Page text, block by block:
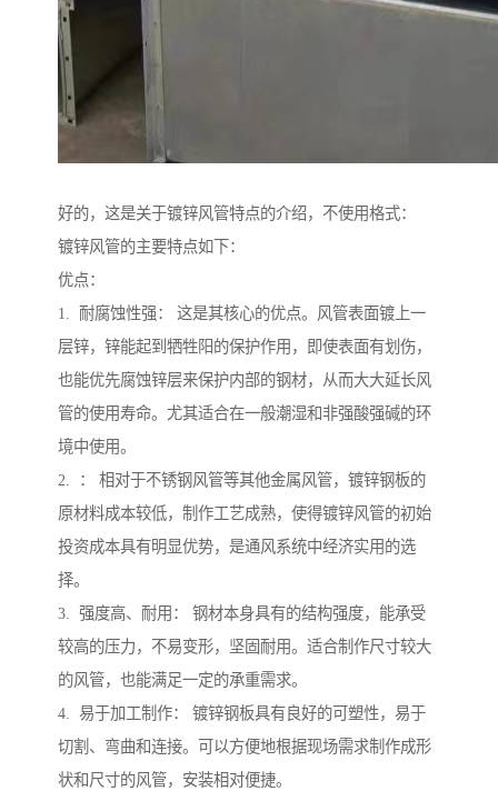
好的，这是关于镀锌风管特点的介绍，不使用格式：
镀锌风管的主要特点如下：
优点：
1. 耐腐蚀性强： 这是其核心的优点。风管表面镀上一
层锌，锌能起到牺牲阳的保护作用，即使表面有划伤，
也能优先腐蚀锌层来保护内部的钢材，从而大大延长风
管的使用寿命。尤其适合在一般潮湿和非强酸强碱的环
境中使用。
2. ： 相对于不锈钢风管等其他金属风管，镀锌钢板的
原材料成本较低，制作工艺成熟，使得镀锌风管的初始
投资成本具有明显优势，是通风系统中经济实用的选
择。
3. 强度高、耐用： 钢材本身具有的结构强度，能承受
较高的压力，不易变形，坚固耐用。适合制作尺寸较大
的风管，也能满足一定的承重需求。
4. 易于加工制作： 镀锌钢板具有良好的可塑性，易于
切割、弯曲和连接。可以方便地根据现场需求制作成形
状和尺寸的风管，安装相对便捷。